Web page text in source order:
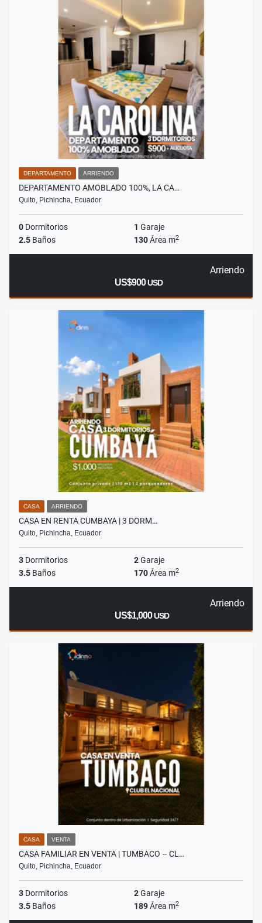
DEPARTAMENTO ARRIENDO
DEPARTAMENTO AMOBLADO 100%, LA CA…
Quito, Pichincha, Ecuador
0 Dormitorios 1 Garaje
2.5 Baños 130Área m2
Arriendo
US$900USD
CASA ARRIENDO
CASA EN RENTA CUMBAYA | 3 DORM…
Quito, Pichincha, Ecuador
3 Dormitorios 2Garaje
3.5 Baños 170Área m2
Arriendo
US$1,000USD
CASA VENTA
CASA FAMILIAR EN VENTA | TUMBACO – CL…
Quito, Pichincha, Ecuador
3 Dormitorios 2Garaje
3.5 Baños 189Área m2